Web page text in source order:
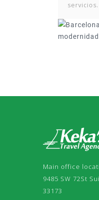
servicios.
Main office
9485 SW 72St
33173